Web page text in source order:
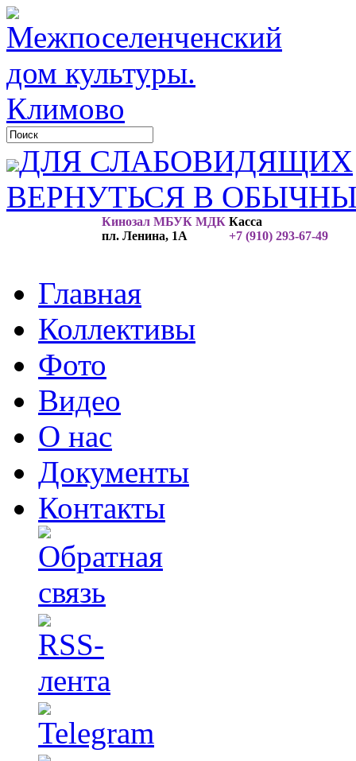
ДЛЯ СЛАБОВИДЯЩИХ
ВЕРНУТЬСЯ В
Кинозал МБУК МДК
пл. Ленина, 1А
Касса
+7 (910) 293-67-49
Главная
Коллективы
Фото
Видео
О нас
Документы
Контакты